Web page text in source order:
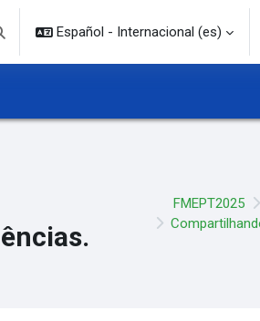
de búsqueda de entrada
Español - Internacional ‎(es)‎
FMEPT2025